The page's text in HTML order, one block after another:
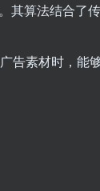
其算法结合了传
告素材时，能